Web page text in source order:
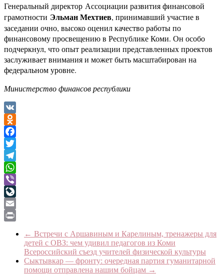
Генеральный директор Ассоциации развития финансовой
грамотности Эльман Мехтиев, принимавший участие в
заседании очно, высоко оценил качество работы по
финансовому просвещению в Республике Коми. Он особо
подчеркнул, что опыт реализации представленных проектов
заслуживает внимания и может быть масштабирован на
федеральном уровне.
Министерство финансов республики
VK
Odnoklassniki
Facebook
Twitter
Telegram
WhatsApp
Viber
LiveJournal
Email
← Встречи с Аршавиным и Карелиным, тренажеры для
детей с ОВЗ: чем удивил педагогов из Коми
Всероссийский съезд учителей физической культуры
Сыктывкар — фронту: очередная партия гуманитарной
помощи отправлена нашим бойцам →